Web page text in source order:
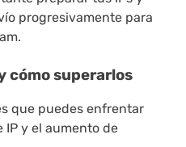
progresivamente para
cómo superarlos
que puedes enfrentar
y el aumento de